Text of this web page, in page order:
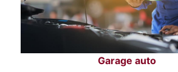
Garage auto